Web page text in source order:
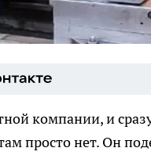
компании, и
просто нет. Он